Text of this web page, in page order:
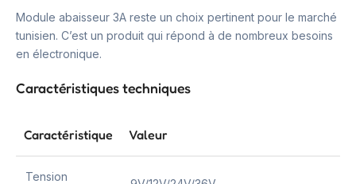
Module abaisseur 3A reste un choix pertinent pour le marché
tunisien. C’est un produit qui répond à de nombreux besoins
en électronique.
Caractéristiques techniques
Caractéristique Valeur
Tension